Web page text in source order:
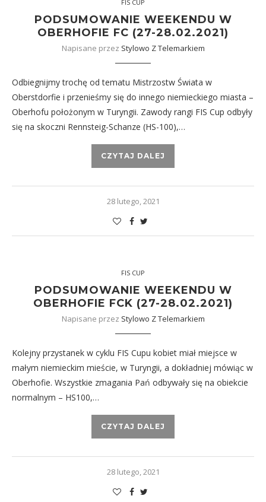
FIS CUP
PODSUMOWANIE WEEKENDU W
OBERHOFIE FC (27-28.02.2021)
Napisane przez Stylowo Z Telemarkiem
Odbiegnijmy trochę od tematu Mistrzostw Świata w
Oberstdorfie i przenieśmy się do innego niemieckiego miasta –
Oberhofu położonym w Turyngii. Zawody rangi FIS Cup odbyły
się na skoczni Rennsteig-Schanze (HS-100),…
CZYTAJ DALEJ
28 lutego, 2021
FIS CUP
PODSUMOWANIE WEEKENDU W
OBERHOFIE FCK (27-28.02.2021)
Napisane przez Stylowo Z Telemarkiem
Kolejny przystanek w cyklu FIS Cupu kobiet miał miejsce w
małym niemieckim mieście, w Turyngii, a dokładniej mówiąc w
Oberhofie. Wszystkie zmagania Pań odbywały się na obiekcie
normalnym – HS100,…
CZYTAJ DALEJ
28 lutego, 2021